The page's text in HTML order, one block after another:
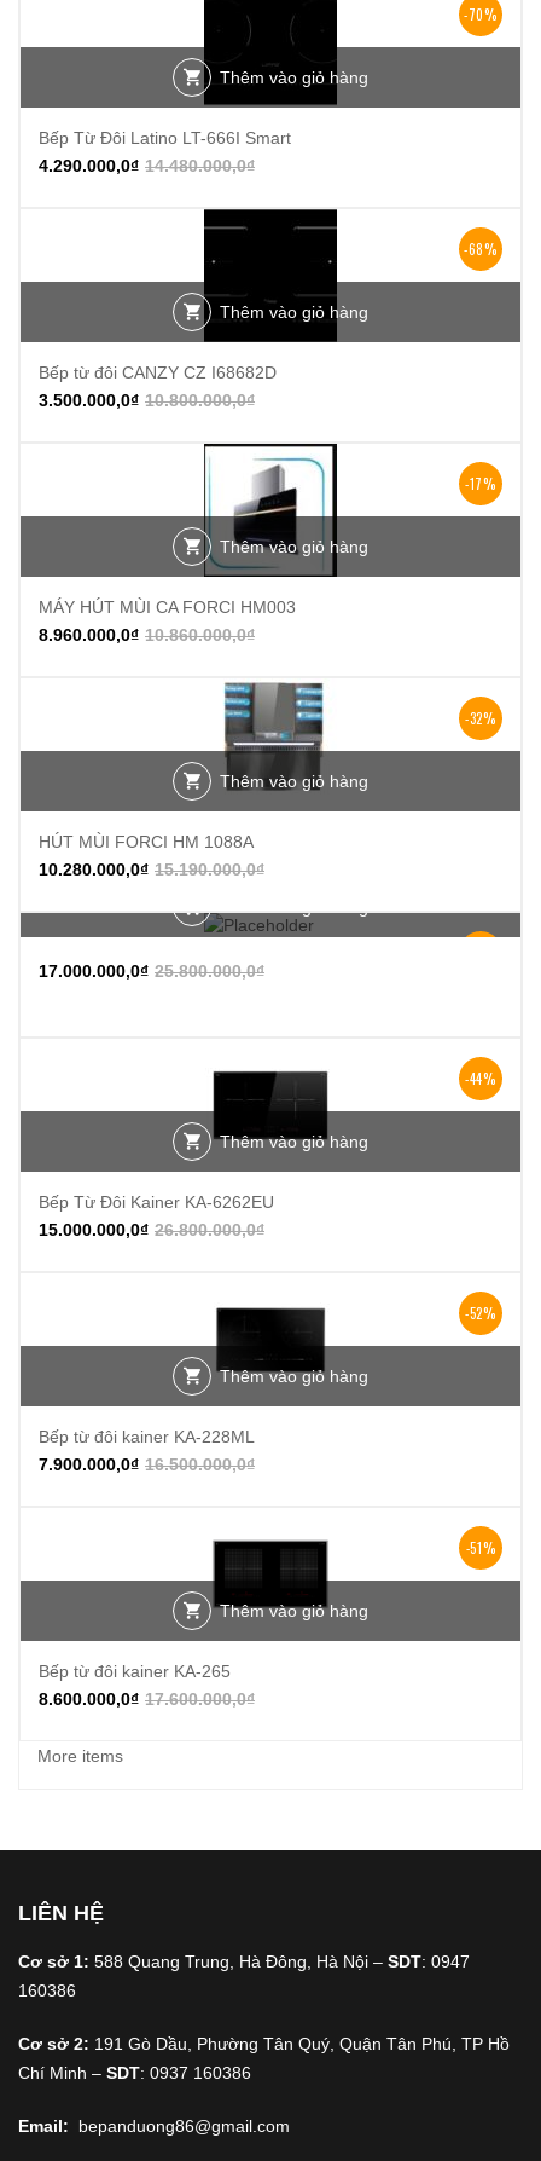
-70%
Thêm vào giỏ hàng
Bếp Từ Đôi Latino LT-666I Smart
14.480.000,0₫
4.290.000,0₫
-68%
Thêm vào giỏ hàng
Bếp từ đôi CANZY CZ I68682D
10.800.000,0₫
3.500.000,0₫
-17%
Thêm vào giỏ hàng
MÁY HÚT MÙI CA FORCI HM003
10.860.000,0₫
8.960.000,0₫
-32%
Thêm vào giỏ hàng
HÚT MÙI FORCI HM 1088A
15.190.000,0₫
10.280.000,0₫
25.800.000,0₫
17.000.000,0₫
-44%
Thêm vào giỏ hàng
Bếp Từ Đôi Kainer KA-6262EU
26.800.000,0₫
15.000.000,0₫
-52%
Thêm vào giỏ hàng
Bếp từ đôi kainer KA-228ML
16.500.000,0₫
7.900.000,0₫
-51%
Thêm vào giỏ hàng
Bếp từ đôi kainer KA-265
17.600.000,0₫
8.600.000,0₫
More items
LIÊN HỆ
Cơ sở 1: 588 Quang Trung, Hà Đông, Hà Nội – SDT: 0947
160386
Cơ sở 2: 191 Gò Dầu, Phường Tân Quý, Quận Tân Phú, TP Hồ
Chí Minh – SDT: 0937 160386
Email: bepanduong86@gmail.com